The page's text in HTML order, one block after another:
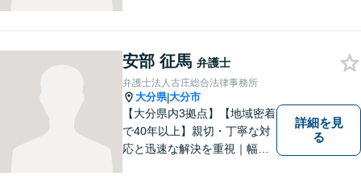
安部 征馬 弁護士
弁護士法人古庄総合法律事務所
大分県|大分市
【大分県内3拠点】【地域密着
で40年以上】親切・丁寧な対
応と迅速な解決を重視｜幅広
詳細を見
る